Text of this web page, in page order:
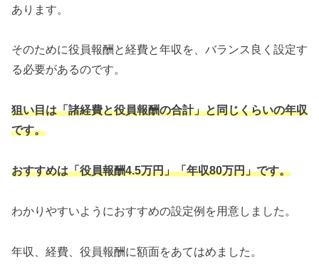
あります。
そのために役員報酬と経費と年収を、バランス良く設定す
る必要があるのです。
狙い目は「諸経費と役員報酬の合計」と同じくらいの年収
です。
おすすめは「役員報酬4.5万円」「年収80万円」です。
わかりやすいようにおすすめの設定例を用意しました。
年収、経費、役員報酬に額面をあてはめました。